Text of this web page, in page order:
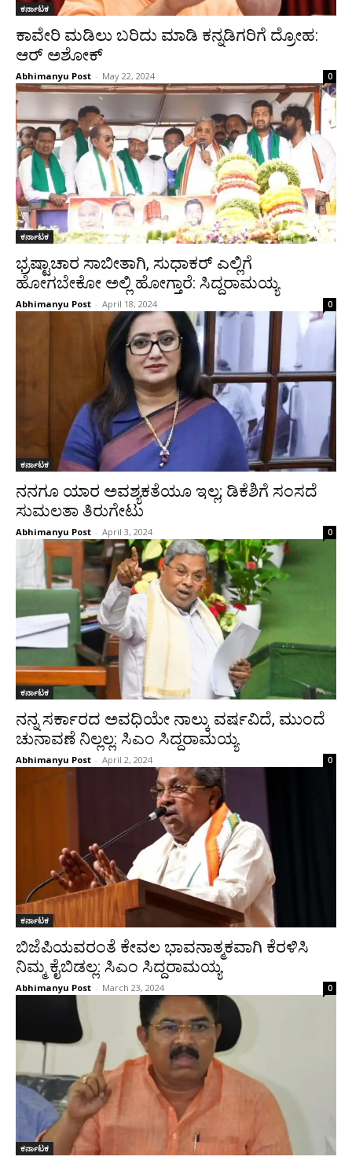
ಕರ್ನಾಟಕ
ಕಾವೇರಿ ಮಡಿಲು ಬರಿದು ಮಾಡಿ ಕನ್ನಡಿಗರಿಗೆ ದ್ರೋಹ:
ಆರ್‌ ಅಶೋಕ್
Abhimanyu Post - May 22, 2024 0
ಕರ್ನಾಟಕ
ಭ್ರಷ್ಟಾಚಾರ ಸಾಬೀತಾಗಿ, ಸುಧಾಕರ್ ಎಲ್ಲಿಗೆ
ಹೋಗಬೇಕೋ ಅಲ್ಲಿ ಹೋಗ್ತಾರೆ: ಸಿದ್ದರಾಮಯ್ಯ
Abhimanyu Post - April 18, 2024 0
ಕರ್ನಾಟಕ
ನನಗೂ ಯಾರ ಅವಶ್ಯಕತೆಯೂ ಇಲ್ಲ; ಡಿಕೆಶಿಗೆ ಸಂಸದೆ
ಸುಮಲತಾ ತಿರುಗೇಟು
Abhimanyu Post - April 3, 2024 0
ಕರ್ನಾಟಕ
ನನ್ನ ಸರ್ಕಾರದ ಅವಧಿಯೇ ನಾಲ್ಕು ವರ್ಷವಿದೆ, ಮುಂದೆ
ಚುನಾವಣೆ ನಿಲ್ಲಲ್ಲ: ಸಿಎಂ ಸಿದ್ದರಾಮಯ್ಯ
Abhimanyu Post - April 2, 2024 0
ಕರ್ನಾಟಕ
ಬಿಜೆಪಿಯವರಂತೆ ಕೇವಲ ಭಾವನಾತ್ಮಕವಾಗಿ ಕೆರಳಿಸಿ
ನಿಮ್ಮ ಕೈಬಿಡಲ್ಲ: ಸಿಎಂ ಸಿದ್ದರಾಮಯ್ಯ
Abhimanyu Post - March 23, 2024 0
ಕರ್ನಾಟಕ